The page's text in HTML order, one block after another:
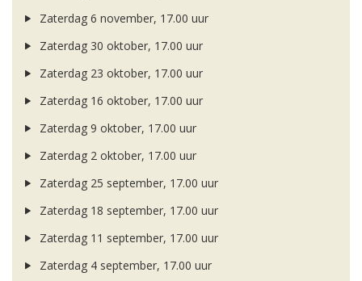
Zaterdag 6 november, 17.00 uur
Zaterdag 30 oktober, 17.00 uur
Zaterdag 23 oktober, 17.00 uur
Zaterdag 16 oktober, 17.00 uur
Zaterdag 9 oktober, 17.00 uur
Zaterdag 2 oktober, 17.00 uur
Zaterdag 25 september, 17.00 uur
Zaterdag 18 september, 17.00 uur
Zaterdag 11 september, 17.00 uur
Zaterdag 4 september, 17.00 uur